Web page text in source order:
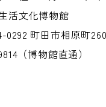
活文化博物館
町田市相原町
（博物館直通）